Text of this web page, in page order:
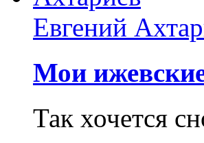
Евгений
Мои
Так хочется